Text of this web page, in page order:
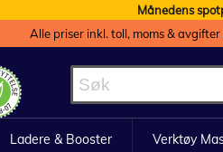
Månedens
Alle priser inkl. toll, moms & avgifter
Ladere & Booster Verktøy